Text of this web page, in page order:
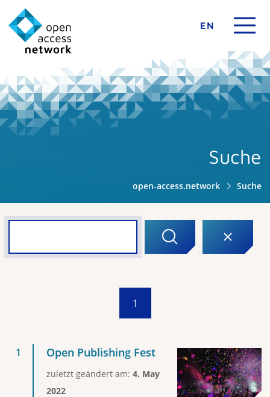
EN
Suche
open-access.network Suche
1
Open Publishing Fest
zuletzt geändert am: 4. May
2022